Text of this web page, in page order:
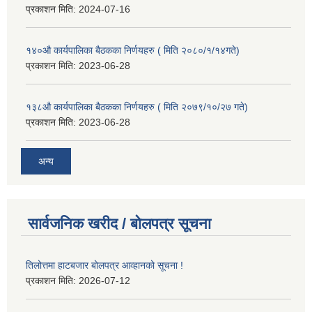
प्रकाशन मिति: 2024-07-16
१४०औ कार्यपालिका बैठकका निर्णयहरु ( मिति २०८०/१/१४गते)
प्रकाशन मिति: 2023-06-28
१३८औ कार्यपालिका बैठकका निर्णयहरु ( मिति २०७९/१०/२७ गते)
प्रकाशन मिति: 2023-06-28
अन्य
सार्वजनिक खरीद / बोलपत्र सूचना
तिलोत्तमा हाटबजार बोलपत्र आव्हानको सूचना !
प्रकाशन मिति: 2026-07-12